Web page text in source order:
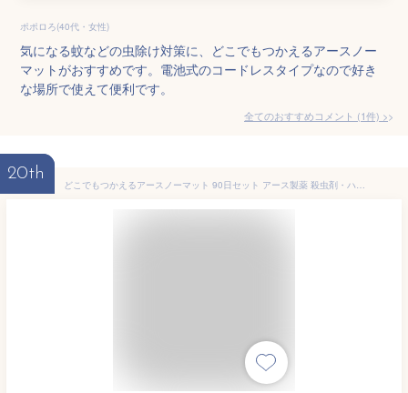
ポポロろ(40代・女性)
気になる蚊などの虫除け対策に、どこでもつかえるアースノー
マットがおすすめです。電池式のコードレスタイプなので好き
な場所で使えて便利です。
全てのおすすめコメント (1件) >
20th
どこでもつかえるアースノーマット 90日セット アース製薬 殺虫剤・ハエ・蚊 蚊とり 無香 本体 ペット リビング 置き型タイプ ノーマット 撃退 蚊除け 無香料 無臭 室内 蚊取り 掃除 屋内 対策 蚊取り器 防虫剤 玄関 洗剤 虫よけ グッズ 持ち運び